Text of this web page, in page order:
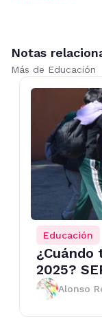
Notas
Más de Educación
Educación
¿Cuándo
2025?
Alonso